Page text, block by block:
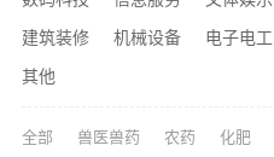
建筑装修
机械设备 电子电工
其他
全部 兽医兽药 农药 化肥